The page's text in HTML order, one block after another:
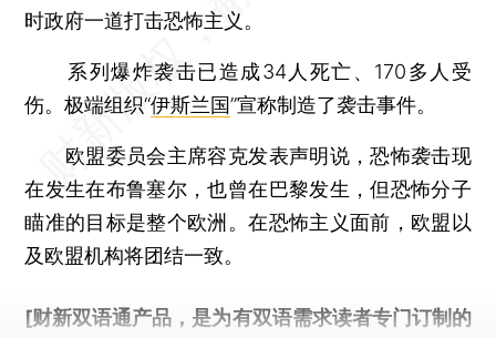
时政府一道打击恐怖主义。
系列爆炸袭击已造成34人死亡、170多人受
伤。极端组织“伊斯兰国”宣称制造了袭击事件。
欧盟委员会主席容克发表声明说，恐怖袭击现
在发生在布鲁塞尔，也曾在巴黎发生，但恐怖分子
瞄准的目标是整个欧洲。在恐怖主义面前，欧盟以
及欧盟机构将团结一致。
[财新双语通产品，是为有双语需求读者专门订制的